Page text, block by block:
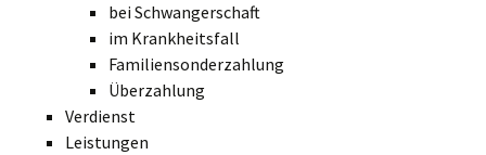
bei Schwangerschaft
im Krankheitsfall
Familiensonderzahlung
Überzahlung
Verdienst
Leistungen